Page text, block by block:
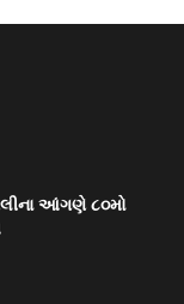
આંગણે ૮૦મો